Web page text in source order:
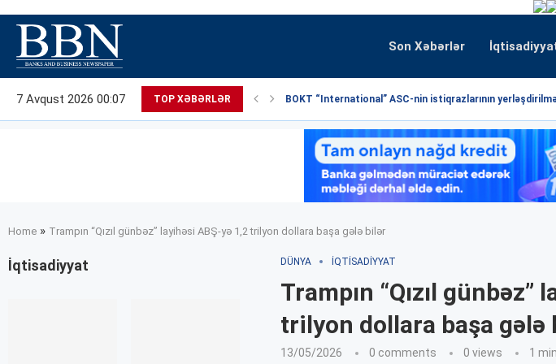
Son Xəbərlər
7 Avqust 2026 00:07 TOP XƏBƏRLƏR BOKT “International” ASC-nin istiqrazlarının
Home » Trampın “Qızıl günbəz” layihəsi ABŞ-yə 1,2 trilyon dollara başa gələ bilər
DÜNYA İQTISADIYYAT
Trampın “Qızıl
trilyon dollara başa gələ
13/05/2026 0 comments 0 views 1
İqtisadiyyat